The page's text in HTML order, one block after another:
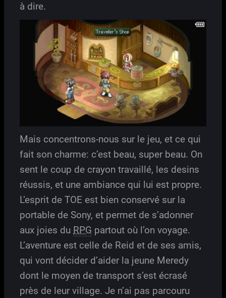
à dire.
Mais concentrons-nous sur le jeu, et ce qui
fait son charme: c’est beau, super beau. On
sent le coup de crayon travaillé, les desins
réussis, et une ambiance qui lui est propre.
L’esprit de TOE est bien conservé sur la
portable de Sony, et permet de s’adonner
aux joies du RPG partout où l’on voyage.
L’aventure est celle de Reid et de ses amis,
qui vont décider d’aider la jeune Meredy
dont le moyen de transport s’est écrasé
près de leur village. Je n’ai pas parcouru